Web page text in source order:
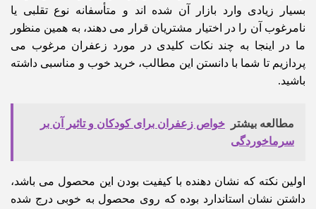
بسیار زیادی وارد بازار آن شده اند و متأسفانه نوع تقلبی یا
نامرغوب آن را در اختیار مشتریان قرار می دهند، به همین منظور
ما در اینجا به چند نکات کلیدی در مورد زعفران مرغوب می
پردازیم تا شما با دانستن این مطالب، خرید خوب و مناسبی داشته
باشید.
مطالعه بیشتر
خواص زعفران برای کودکان و تاثیر آن بر
سرماخوردگی
اولین نکته که نشان دهنده با کیفیت بودن این محصول می باشد،
داشتن نشان استاندارد بوده که روی محصول به خوبی درج شده